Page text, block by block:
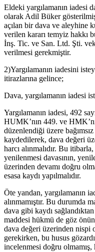
Eldeki yargılamanın iadesi
olarak Adil Büker
açılan bir dava ve aleyhine
verilen kararı temyiz hakkı
İnş. Tic. ve San. Ltd. Şti.
verilmesi gerekmiştir.
2)Yargılamanın iadesini
itirazlarına gelince;
Dava, yargılamanın iadesi
Yargılamanın iadesi, 492
HUMK’nın 449. ve
düzenlendiği üzere
kaydedilerek, dava değeri
harcı alınmalıdır. Bu
yenilenmesi davasının,
üzerinden devamı doğru
esasa kaydı yapılmalıdır.
Öte yandan, yargılamanın
alınmamıştır. Bu durumda
dava gibi kaydı
maddesi hükmü de göz
dava değeri üzerinden nispi
gerekirken, bu husus
incelenmesi doğru olmamış,